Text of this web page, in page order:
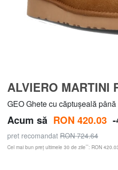
ALVIERO MARTINI
GEO Ghete cu căptușeală
Acum să RON 420.03
pret recomandat RON 724.64
Cel mai bun preț ultimele 30 de zile**: RON